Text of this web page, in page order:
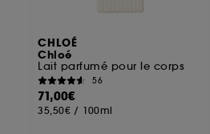
CHLOÉ
Chloé
Lait parfumé pour le corps
56
71,00€
35,50€ / 100ml